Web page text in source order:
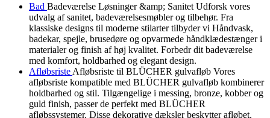
Bad Badeværelse Løsninger &amp; Sanitet Udforsk vores
udvalg af sanitet, badeværelsesmøbler og tilbehør. Fra
klassiske designs til moderne stilarter tilbyder vi Håndvask,
badekar, spejle, brusedøre og opvarmede håndklædestænger i
materialer og finish af høj kvalitet. Forbedr dit badeværelse
med komfort, holdbarhed og elegant design.
Afløbsriste Afløbsriste til BLÜCHER gulvafløb Vores
afløbsriste kompatible med BLÜCHER gulvafløb kombinerer
holdbarhed og stil. Tilgængelige i messing, bronze, kobber og
guld finish, passer de perfekt med BLÜCHER
afløbssystemer. Disse dekorative dæksler beskytter afløbet,